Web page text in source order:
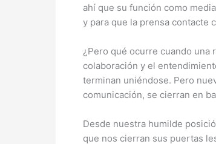
ahí que su función como
y para que la prensa contacte
¿Pero qué ocurre cuando una
colaboración y el
terminan uniéndose. Pero
comunicación, se cierran en
Desde nuestra humilde
que nos cierran sus puertas